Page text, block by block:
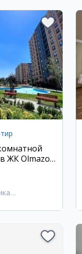
ЖК Olmazor
район